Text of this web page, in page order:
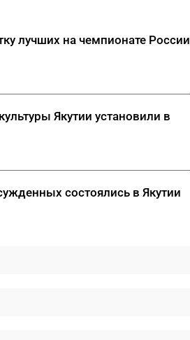
лучших на чемпионате России
Якутии установили в
состоялись в Якутии